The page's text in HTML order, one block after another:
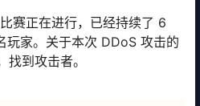
赛正在进行，已经持续了 6
玩家。关于本次 DDoS 攻击的
到攻击者。